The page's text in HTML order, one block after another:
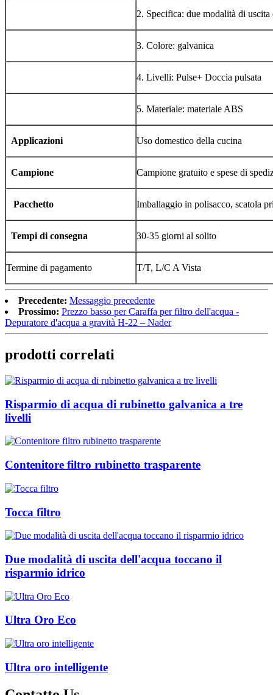
2. Specifica: due modalità di
3. Colore: galvanica
4. Livelli: Pulse+ Doccia pulsata
5. Materiale: materiale ABS
Applicazioni Uso domestico della cucina
Campione Campione gratuito e spese di
Pacchetto Imballaggio in polisacco, scatola
Tempi di consegna 30-35 giorni al solito
Termine di pagamento T/T, L/C A Vista
Precedente: Messaggio precedente
Prossimo: Prezzo basso per Caraffa per filtro dell'acqua -
Depuratore d'acqua a gravità H-22 – Nader
prodotti correlati
Risparmio di acqua di rubinetto galvanica a tre
livelli
Contenitore filtro rubinetto trasparente
Tocca filtro
Due modalità di uscita dell'acqua toccano il
risparmio idrico
Ultra Oro Eco
Ultra oro intelligente